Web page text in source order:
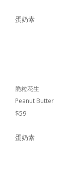
蛋奶素
脆粒花生
Peanut Butter
$59
蛋奶素